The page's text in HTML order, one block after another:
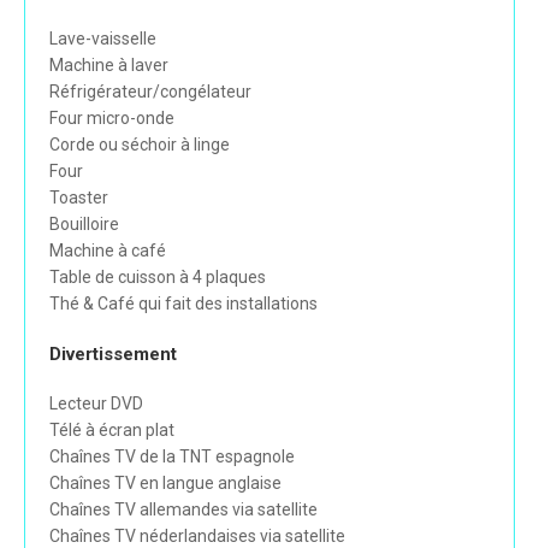
Lave-vaisselle
Machine à laver
Réfrigérateur/congélateur
Four micro-onde
Corde ou séchoir à linge
Four
Toaster
Bouilloire
Machine à café
Table de cuisson à 4 plaques
Thé & Café qui fait des installations
Divertissement
Lecteur DVD
Télé à écran plat
Chaînes TV de la TNT espagnole
Chaînes TV en langue anglaise
Chaînes TV allemandes via satellite
Chaînes TV néderlandaises via satellite